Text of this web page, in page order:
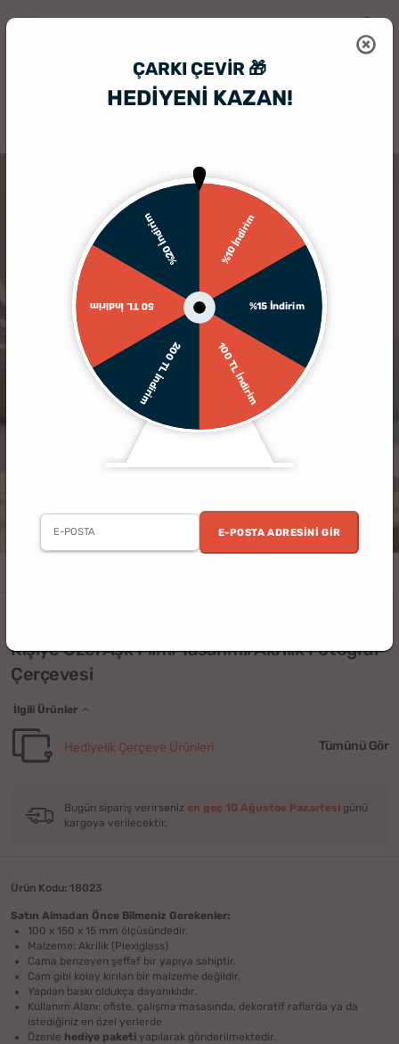
ÇARKI ÇEVIR 🎁
HEDİYENİ KAZAN!
%10 İndirim
%15 İndirim
100 TL İndirim
200 TL İndirim
50 TL İndirim
%20 İndirim
E-POSTA ADRESINI GIR
Kişiye Özel Aşk Filmi Tasarımlı Akrilik Fotoğraf
Çerçevesi
İlgili Ürünler
Hediyelik Çerçeve Ürünleri Tümünü Gör
Bugün sipariş verirseniz en geç 10 Ağustos Pazartesi günü
kargoya verilecektir.
Ürün Kodu: 18023
Satın Almadan Önce Bilmeniz Gerekenler:
100 x 150 x 15 mm ölçüsündedir.
Malzeme: Akrilik (Plexiglass)
Cama benzeyen şeffaf bir yapıya sahiptir.
Cam gibi kolay kırılan bir malzeme değildir.
Yapılan baskı oldukça dayanıklıdır.
Kullanım Alanı: ofiste, çalışma masasında, dekoratif raflarda ya da
istediğiniz en özel yerlerde
Özenle hediye paketi yapılarak gönderilmektedir.